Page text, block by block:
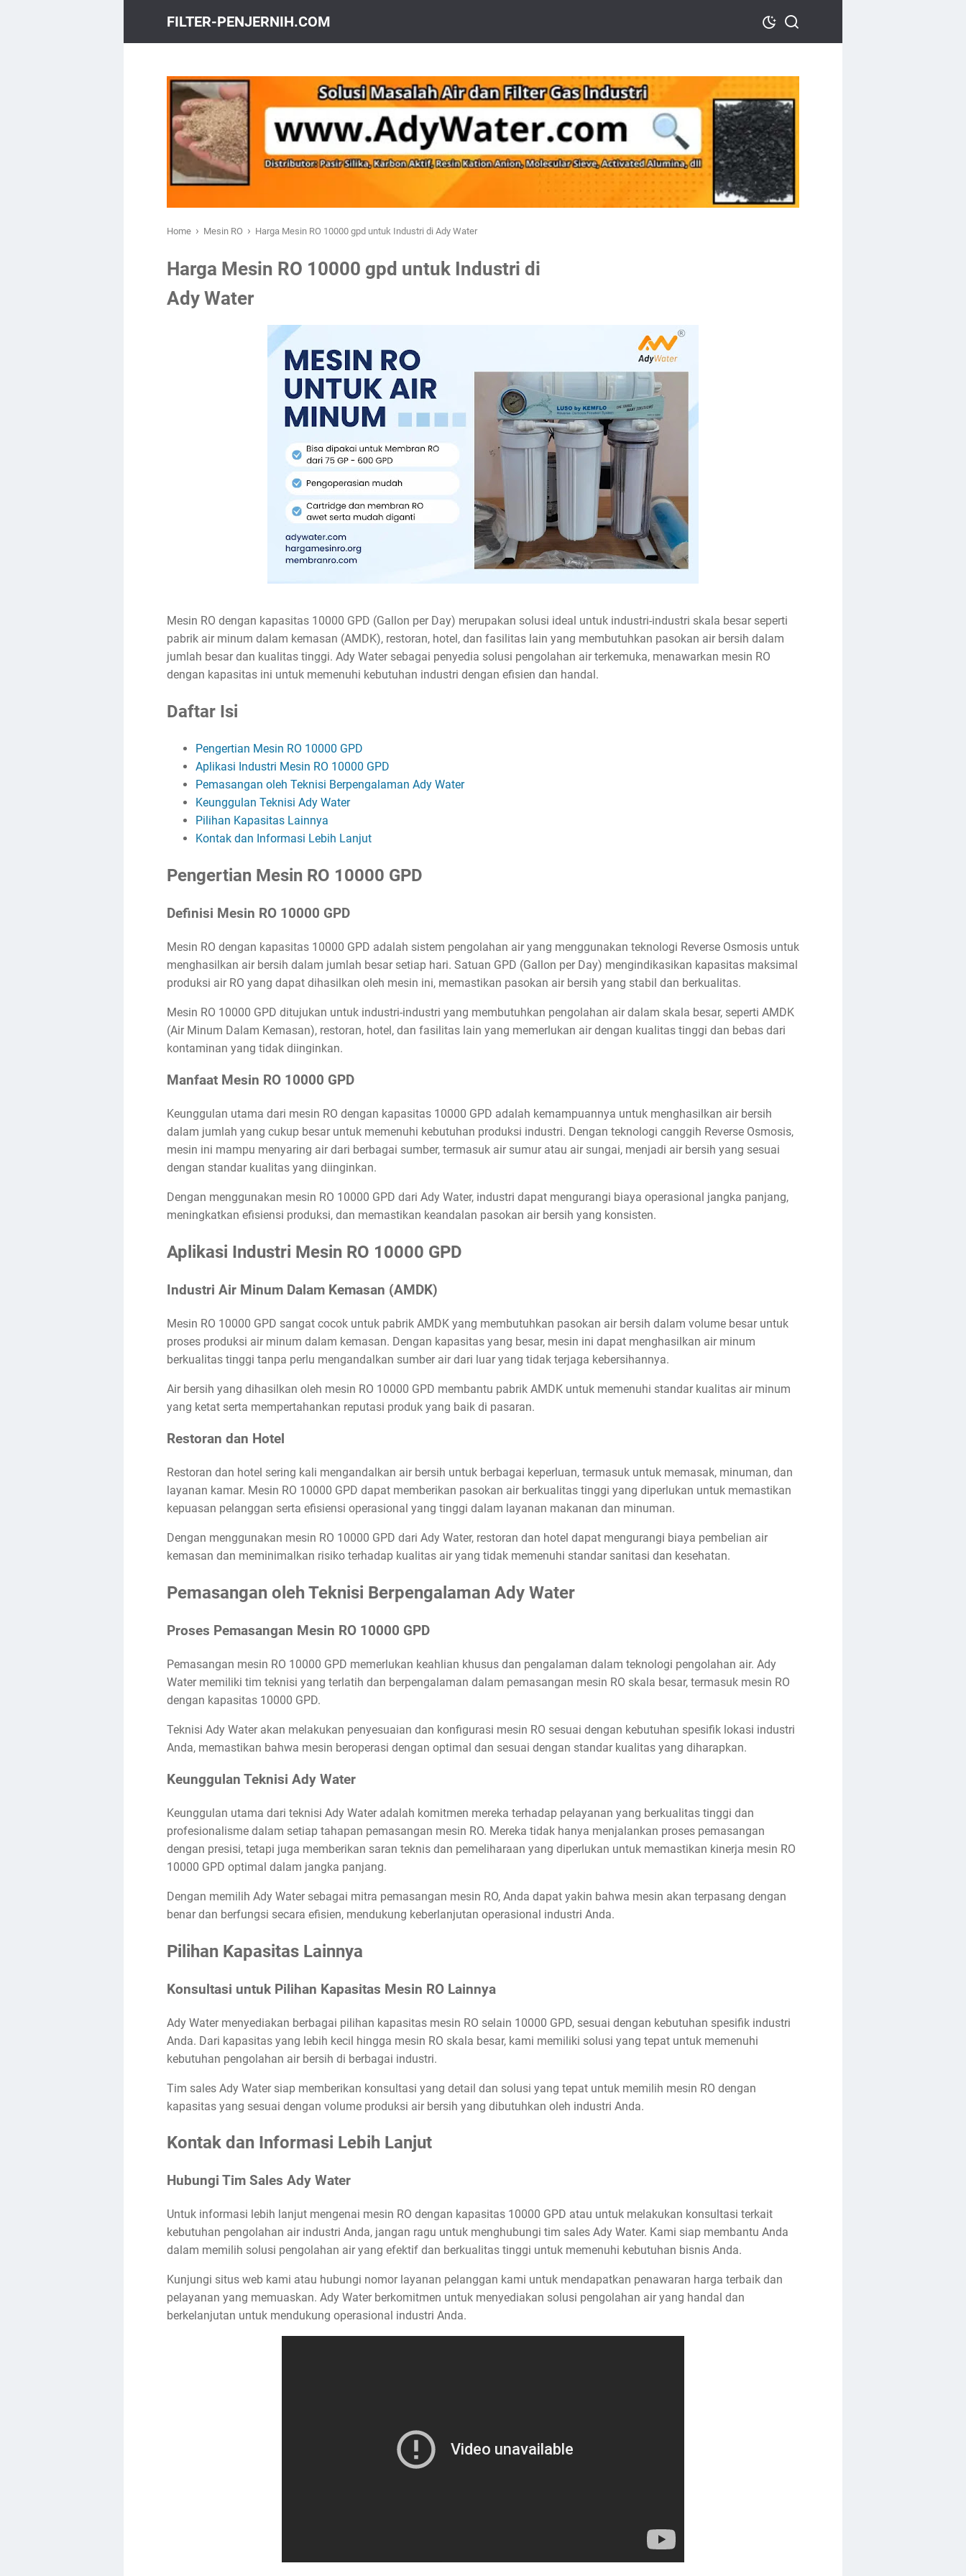
FILTER-PENJERNIH.COM
Home › Mesin RO › Harga Mesin RO 10000 gpd untuk Industri di Ady Water
Harga Mesin RO 10000 gpd untuk Industri di
Ady Water
Mesin RO dengan kapasitas 10000 GPD (Gallon per Day) merupakan solusi ideal untuk industri-industri skala besar seperti
pabrik air minum dalam kemasan (AMDK), restoran, hotel, dan fasilitas lain yang membutuhkan pasokan air bersih dalam
jumlah besar dan kualitas tinggi. Ady Water sebagai penyedia solusi pengolahan air terkemuka, menawarkan mesin RO
dengan kapasitas ini untuk memenuhi kebutuhan industri dengan efisien dan handal.
Daftar Isi
Pengertian Mesin RO 10000 GPD
Aplikasi Industri Mesin RO 10000 GPD
Pemasangan oleh Teknisi Berpengalaman Ady Water
Keunggulan Teknisi Ady Water
Pilihan Kapasitas Lainnya
Kontak dan Informasi Lebih Lanjut
Pengertian Mesin RO 10000 GPD
Definisi Mesin RO 10000 GPD
Mesin RO dengan kapasitas 10000 GPD adalah sistem pengolahan air yang menggunakan teknologi Reverse Osmosis untuk
menghasilkan air bersih dalam jumlah besar setiap hari. Satuan GPD (Gallon per Day) mengindikasikan kapasitas maksimal
produksi air RO yang dapat dihasilkan oleh mesin ini, memastikan pasokan air bersih yang stabil dan berkualitas.
Mesin RO 10000 GPD ditujukan untuk industri-industri yang membutuhkan pengolahan air dalam skala besar, seperti AMDK
(Air Minum Dalam Kemasan), restoran, hotel, dan fasilitas lain yang memerlukan air dengan kualitas tinggi dan bebas dari
kontaminan yang tidak diinginkan.
Manfaat Mesin RO 10000 GPD
Keunggulan utama dari mesin RO dengan kapasitas 10000 GPD adalah kemampuannya untuk menghasilkan air bersih
dalam jumlah yang cukup besar untuk memenuhi kebutuhan produksi industri. Dengan teknologi canggih Reverse Osmosis,
mesin ini mampu menyaring air dari berbagai sumber, termasuk air sumur atau air sungai, menjadi air bersih yang sesuai
dengan standar kualitas yang diinginkan.
Dengan menggunakan mesin RO 10000 GPD dari Ady Water, industri dapat mengurangi biaya operasional jangka panjang,
meningkatkan efisiensi produksi, dan memastikan keandalan pasokan air bersih yang konsisten.
Aplikasi Industri Mesin RO 10000 GPD
Industri Air Minum Dalam Kemasan (AMDK)
Mesin RO 10000 GPD sangat cocok untuk pabrik AMDK yang membutuhkan pasokan air bersih dalam volume besar untuk
proses produksi air minum dalam kemasan. Dengan kapasitas yang besar, mesin ini dapat menghasilkan air minum
berkualitas tinggi tanpa perlu mengandalkan sumber air dari luar yang tidak terjaga kebersihannya.
Air bersih yang dihasilkan oleh mesin RO 10000 GPD membantu pabrik AMDK untuk memenuhi standar kualitas air minum
yang ketat serta mempertahankan reputasi produk yang baik di pasaran.
Restoran dan Hotel
Restoran dan hotel sering kali mengandalkan air bersih untuk berbagai keperluan, termasuk untuk memasak, minuman, dan
layanan kamar. Mesin RO 10000 GPD dapat memberikan pasokan air berkualitas tinggi yang diperlukan untuk memastikan
kepuasan pelanggan serta efisiensi operasional yang tinggi dalam layanan makanan dan minuman.
Dengan menggunakan mesin RO 10000 GPD dari Ady Water, restoran dan hotel dapat mengurangi biaya pembelian air
kemasan dan meminimalkan risiko terhadap kualitas air yang tidak memenuhi standar sanitasi dan kesehatan.
Pemasangan oleh Teknisi Berpengalaman Ady Water
Proses Pemasangan Mesin RO 10000 GPD
Pemasangan mesin RO 10000 GPD memerlukan keahlian khusus dan pengalaman dalam teknologi pengolahan air. Ady
Water memiliki tim teknisi yang terlatih dan berpengalaman dalam pemasangan mesin RO skala besar, termasuk mesin RO
dengan kapasitas 10000 GPD.
Teknisi Ady Water akan melakukan penyesuaian dan konfigurasi mesin RO sesuai dengan kebutuhan spesifik lokasi industri
Anda, memastikan bahwa mesin beroperasi dengan optimal dan sesuai dengan standar kualitas yang diharapkan.
Keunggulan Teknisi Ady Water
Keunggulan utama dari teknisi Ady Water adalah komitmen mereka terhadap pelayanan yang berkualitas tinggi dan
profesionalisme dalam setiap tahapan pemasangan mesin RO. Mereka tidak hanya menjalankan proses pemasangan
dengan presisi, tetapi juga memberikan saran teknis dan pemeliharaan yang diperlukan untuk memastikan kinerja mesin RO
10000 GPD optimal dalam jangka panjang.
Dengan memilih Ady Water sebagai mitra pemasangan mesin RO, Anda dapat yakin bahwa mesin akan terpasang dengan
benar dan berfungsi secara efisien, mendukung keberlanjutan operasional industri Anda.
Pilihan Kapasitas Lainnya
Konsultasi untuk Pilihan Kapasitas Mesin RO Lainnya
Ady Water menyediakan berbagai pilihan kapasitas mesin RO selain 10000 GPD, sesuai dengan kebutuhan spesifik industri
Anda. Dari kapasitas yang lebih kecil hingga mesin RO skala besar, kami memiliki solusi yang tepat untuk memenuhi
kebutuhan pengolahan air bersih di berbagai industri.
Tim sales Ady Water siap memberikan konsultasi yang detail dan solusi yang tepat untuk memilih mesin RO dengan
kapasitas yang sesuai dengan volume produksi air bersih yang dibutuhkan oleh industri Anda.
Kontak dan Informasi Lebih Lanjut
Hubungi Tim Sales Ady Water
Untuk informasi lebih lanjut mengenai mesin RO dengan kapasitas 10000 GPD atau untuk melakukan konsultasi terkait
kebutuhan pengolahan air industri Anda, jangan ragu untuk menghubungi tim sales Ady Water. Kami siap membantu Anda
dalam memilih solusi pengolahan air yang efektif dan berkualitas tinggi untuk memenuhi kebutuhan bisnis Anda.
Kunjungi situs web kami atau hubungi nomor layanan pelanggan kami untuk mendapatkan penawaran harga terbaik dan
pelayanan yang memuaskan. Ady Water berkomitmen untuk menyediakan solusi pengolahan air yang handal dan
berkelanjutan untuk mendukung operasional industri Anda.